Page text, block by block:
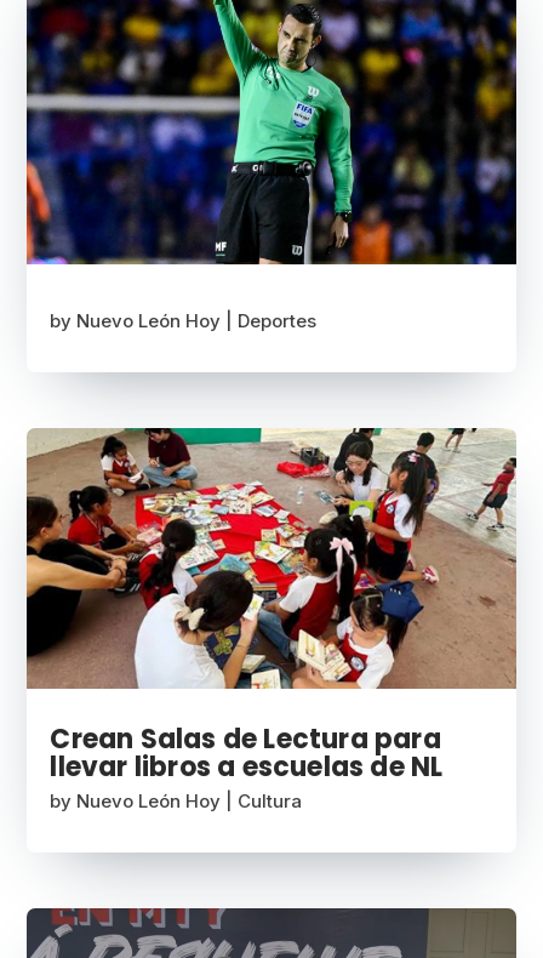
by Nuevo León Hoy Deportes
Crean Salas de Lectura para
llevar libros a escuelas de NL
by Nuevo León Hoy Cultura